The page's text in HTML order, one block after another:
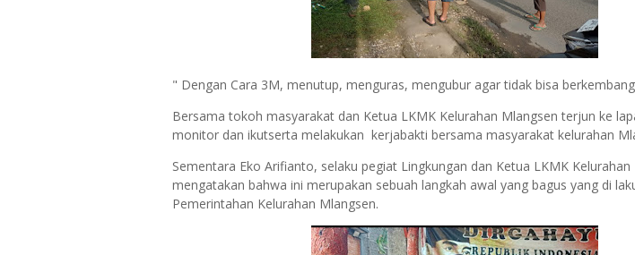
" Dengan Cara 3M, menutup, menguras, mengubur agar tidak bisa
Bersama tokoh masyarakat dan Ketua LKMK Kelurahan Mlangsen terjun ke
monitor dan ikutserta melakukan kerjabakti bersama masyarakat kelurahan
Sementara Eko Arifianto, selaku pegiat Lingkungan dan Ketua LKMK Kelurahan
mengatakan bahwa ini merupakan sebuah langkah awal yang bagus yang di
Pemerintahan Kelurahan Mlangsen.